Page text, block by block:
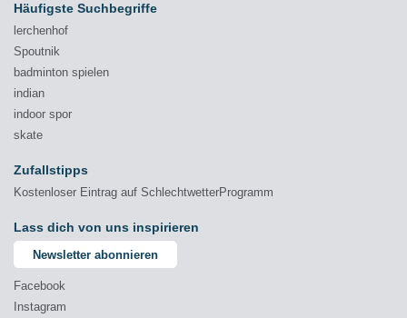
Häufigste Suchbegriffe
lerchenhof
Spoutnik
badminton spielen
indian
indoor spor
skate
Zufallstipps
Kostenloser Eintrag auf SchlechtwetterProgramm
Lass dich von uns inspirieren
Newsletter abonnieren
Facebook
Instagram